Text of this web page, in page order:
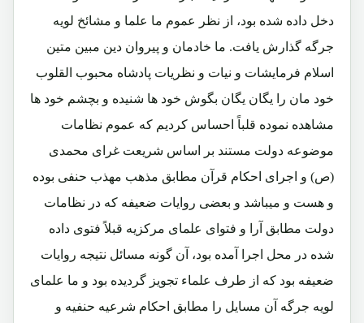
دخل داده شده بود، از نظر عموم ما علما و مشائخ لویه
جرگه گذارش یافت. ما خادمان و پیروان دین مبین متین
اسلام فرمایشات و نیات و نظریات پادشاه محبوب القلوب
خود مان را یگان یگان بگوش خود ها شنیده و بچشم خود ها
مشاهده نموده قلباً احساس کردیم که عموم نظامات
موضوعه دولت مستند بر اساس شریعت غرای محمدی
(ص) و اجرای احکام قرآن مطابق مذهب مهذب حنفی بوده
و هست و میباشد و بعضی روایات ضعیفه که در نظامات
دولت مطابق آرا و فتوای علمای مرکزیه قبلاً فتوی داده
شده در محل اجرا آمده بود، آن گونه مسائل نتیجه روایات
ضعیفه بود که از طرف علماء تجویز گردیده بود و ما علمای
لویه جرگه آن مسايل را مطابق احکام شرعیه حنفیه و